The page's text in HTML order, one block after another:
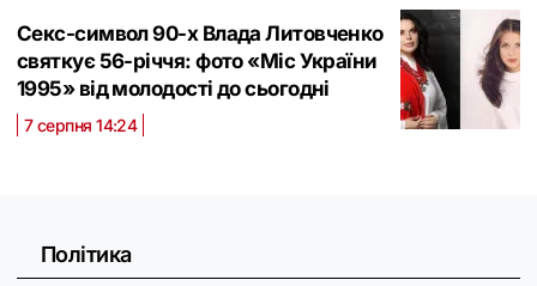
Секс-символ 90-х Влада Литовченко
святкує 56-річчя: фото «Міс України
1995» від молодості до сьогодні
7 серпня 14:24
Політика